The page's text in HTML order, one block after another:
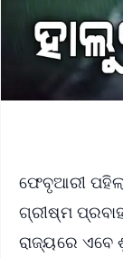
ଫେବୃଆରୀ
ଗ୍ରୀଷ୍ମ
ରାଜ୍ୟରେ ଏବେ